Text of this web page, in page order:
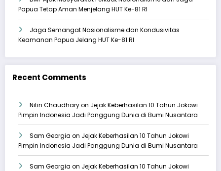
Papua Tetap Aman Menjelang HUT Ke-81 RI
Jaga Semangat Nasionalisme dan Kondusivitas
Keamanan Papua Jelang HUT Ke-81 RI
Recent Comments
Nitin Chaudharyon Jejak Keberhasilan 10 Tahun Jokowi
Pimpin Indonesia Jadi Panggung Dunia di Bumi Nusantara
Sam Georgia on Jejak Keberhasilan 10 Tahun Jokowi
Pimpin Indonesia Jadi Panggung Dunia di Bumi Nusantara
Sam Georgia on Jejak Keberhasilan 10 Tahun Jokowi